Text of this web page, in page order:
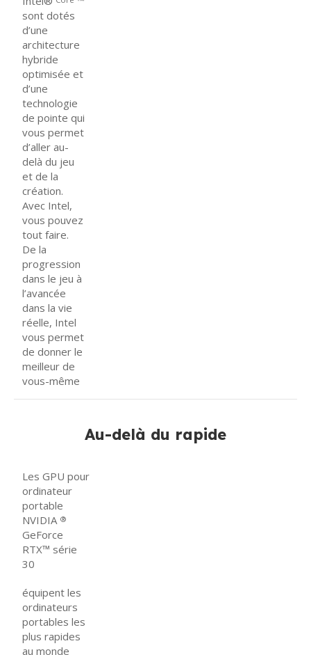
sont dotés
d’une
architecture
hybride
optimisée et
d’une
technologie
de pointe qui
vous permet
d’aller au-
delà du jeu
et de la
création.
Avec Intel,
vous pouvez
tout faire.
De la
progression
dans le jeu à
l’avancée
dans la vie
réelle, Intel
vous permet
de donner le
meilleur de
vous-même
Au-delà du rapide
Les GPU pour
ordinateur
portable
NVIDIA ®
GeForce
RTX™ série
30
équipent les
ordinateurs
portables les
plus rapides
au monde